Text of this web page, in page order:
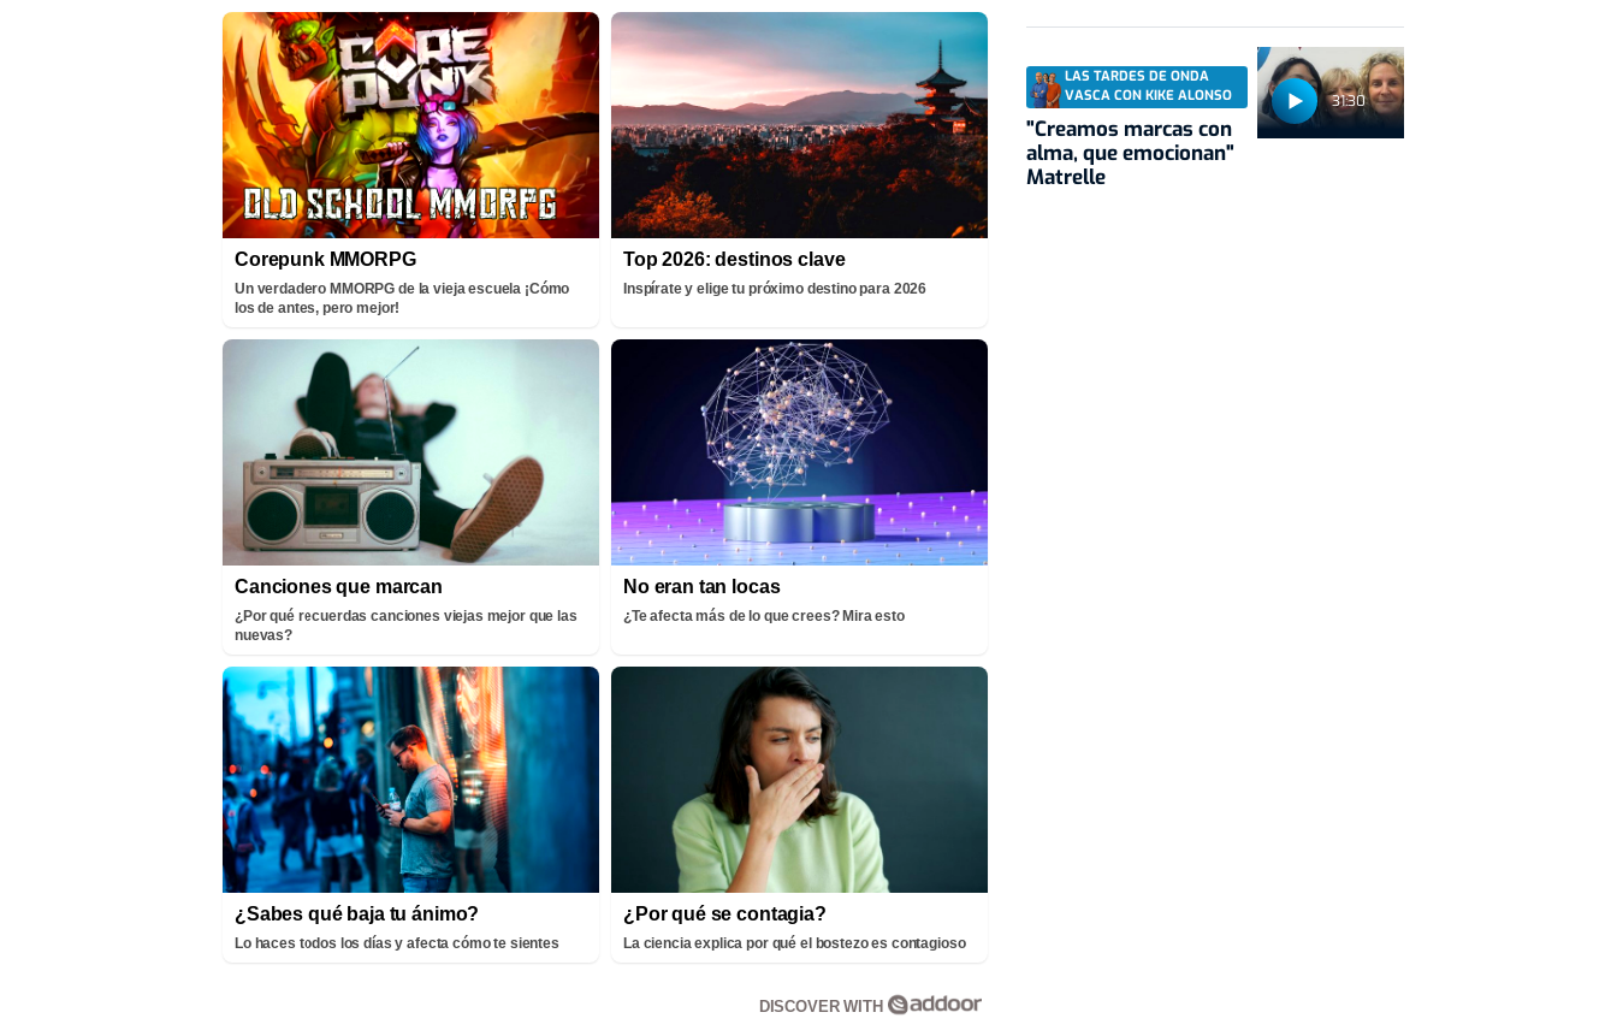
Corepunk MMORPG
Un verdadero MMORPG de la vieja escuela ¡Cómo
los de antes, pero mejor!
Top 2026: destinos clave
Inspírate y elige tu próximo destino para 2026
Canciones que marcan
¿Por qué recuerdas canciones viejas mejor que las
nuevas?
No eran tan locas
¿Te afecta más de lo que crees? Mira esto
¿Sabes qué baja tu ánimo?
Lo haces todos los días y afecta cómo te sientes
¿Por qué se contagia?
La ciencia explica por qué el bostezo es contagioso
DISCOVER WITH
31:30
LAS TARDES DE ONDA
VASCA CON KIKE ALONSO
"Creamos marcas con
alma, que emocionan"
Matrelle